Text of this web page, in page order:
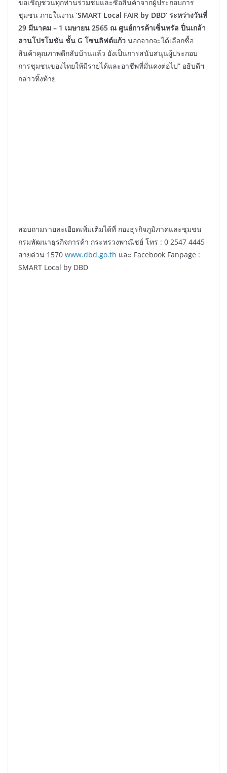
ขอเชิญชวนทุกท่านร่วมชมและซื้อสินค้าจากผู้ประกอบการ
ชุมชน ภายในงาน ‘SMART Local FAIR by DBD’ ระหว่างวันที่
29 มีนาคม – 1 เมษายน 2565 ณ ศูนย์การค้าเซ็นทรัล ปิ่นเกล้า
ลานโปรโมชัน ชั้น G โซนลิฟต์แก้ว นอกจากจะได้เลือกซื้อ
สินค้าคุณภาพดีกลับบ้านแล้ว ยังเป็นการสนับสนุนผู้ประกอบ
การชุมชนของไทยให้มีรายได้และอาชีพที่มั่นคงต่อไป” อธิบดีฯ
กล่าวทิ้งท้าย
สอบถามรายละเอียดเพิ่มเติมได้ที่ กองธุรกิจภูมิภาคและชุมชน
กรมพัฒนาธุรกิจการค้า กระทรวงพาณิชย์ โทร : 0 2547 4445
สายด่วน 1570 www.dbd.go.th และ Facebook Fanpage :
SMART Local by DBD